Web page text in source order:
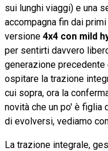
sui lunghi viaggi) e una
accompagna fin dai primi
versione 4x4 con mild
per sentirti davvero
generazione
ospitare la trazione
cui sopra, ora la
novità che un po' è figlia
di evolversi, vediamo
La trazione integrale,